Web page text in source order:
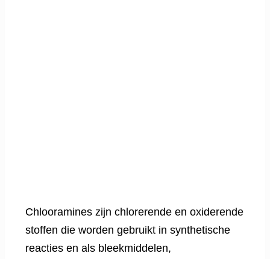
Chlooramines zijn chlorerende en oxiderende
stoffen die worden gebruikt in synthetische
reacties en als bleekmiddelen,